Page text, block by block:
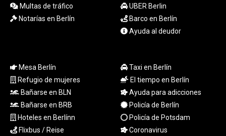
MVR 17.862733
MWK
1998.775164
MXN 20.094074
NAD 18.726567
NGN
1577.963717
NIO 42.419473
NOK 10.99759
NPR 175.501819
Multas de tráfico
Notarías en Berlín
UBER Berlin
Barco en Berlín
Ayuda al deudor
Mesa Berlín
Refugio de mujeres
Bañarse en BLN
Bañarse en BRB
Hoteles en Berlínn
Flixbus / Reise
Taxi en Berlín
El tiempo en Berlín
Ayuda para adicciones
Policía de Berlín
Policía de Potsdam
Coronavirus